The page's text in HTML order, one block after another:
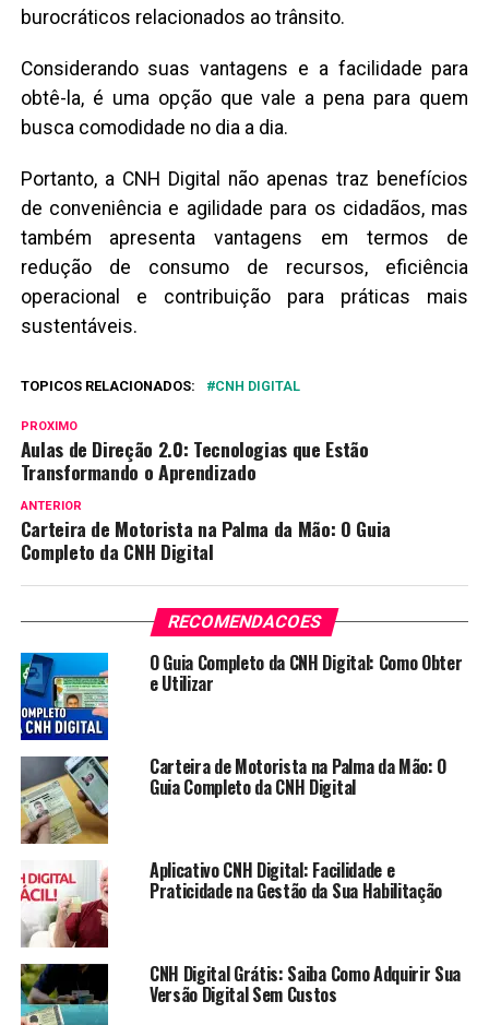
burocráticos relacionados ao trânsito.
Considerando suas vantagens e a facilidade para
obtê-la, é uma opção que vale a pena para quem
busca comodidade no dia a dia.
Portanto, a CNH Digital não apenas traz benefícios
de conveniência e agilidade para os cidadãos, mas
também apresenta vantagens em termos de
redução de consumo de recursos, eficiência
operacional e contribuição para práticas mais
sustentáveis.
TOPICOS RELACIONADOS: CNH DIGITAL
PROXIMO
Aulas de Direção 2.0: Tecnologias que Estão
Transformando o Aprendizado
ANTERIOR
Carteira de Motorista na Palma da Mão: O Guia
Completo da CNH Digital
RECOMENDACOES
O Guia Completo da CNH Digital: Como Obter
e Utilizar
Carteira de Motorista na Palma da Mão: O
Guia Completo da CNH Digital
Aplicativo CNH Digital: Facilidade e
Praticidade na Gestão da Sua Habilitação
CNH Digital Grátis: Saiba Como Adquirir Sua
Versão Digital Sem Custos